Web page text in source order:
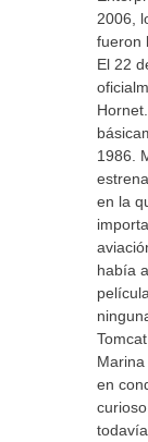
2006,
fueron
El 22
1986.
en la
había
Marina
en